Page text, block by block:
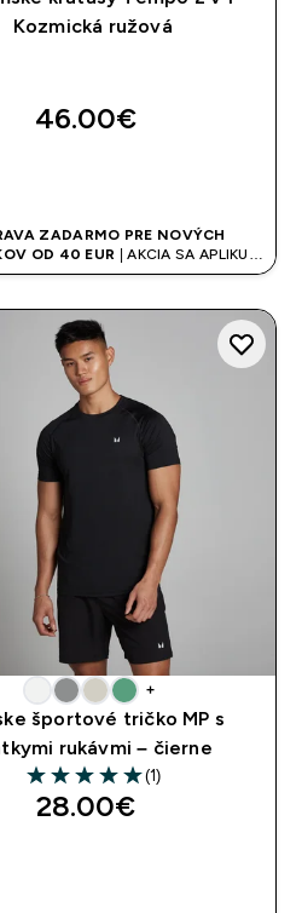
Kozmická ružová
46.00€‎
ZADARMO PRE NOVÝCH
OD 40 EUR | AKCIA SA APLIKUJE
AUTOMATICKY
+
športové tričko MP s
rukávmi – čierne
5 out of 5 stars
(1)
28.00€‎